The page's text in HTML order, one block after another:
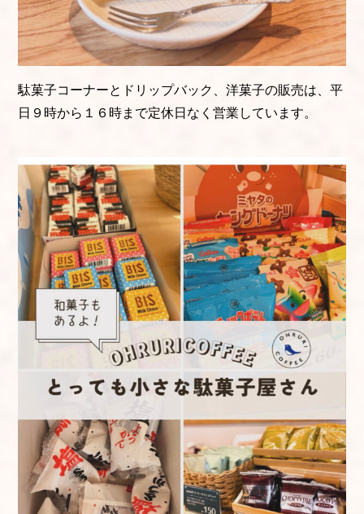
駄菓子コーナーとドリップバック、洋菓子の販売は、平
日９時から１６時まで定休日なく営業しています。